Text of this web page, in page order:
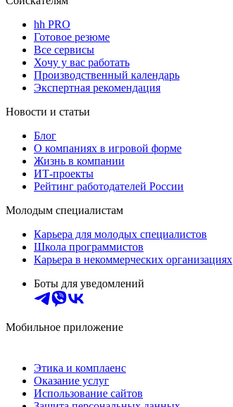
hh PRO
Готовое резюме
Все сервисы
Хочу у вас работать
Производственный календарь
Экспертная рекомендация
Новости и статьи
Блог
О компаниях в игровой форме
Жизнь в компании
ИТ-проекты
Рейтинг работодателей России
Молодым специалистам
Карьера для молодых специалистов
Школа программистов
Карьера в некоммерческих организациях
Боты для уведомлений
Мобильное приложение
Этика и комплаенс
Оказание услуг
Использование сайтов